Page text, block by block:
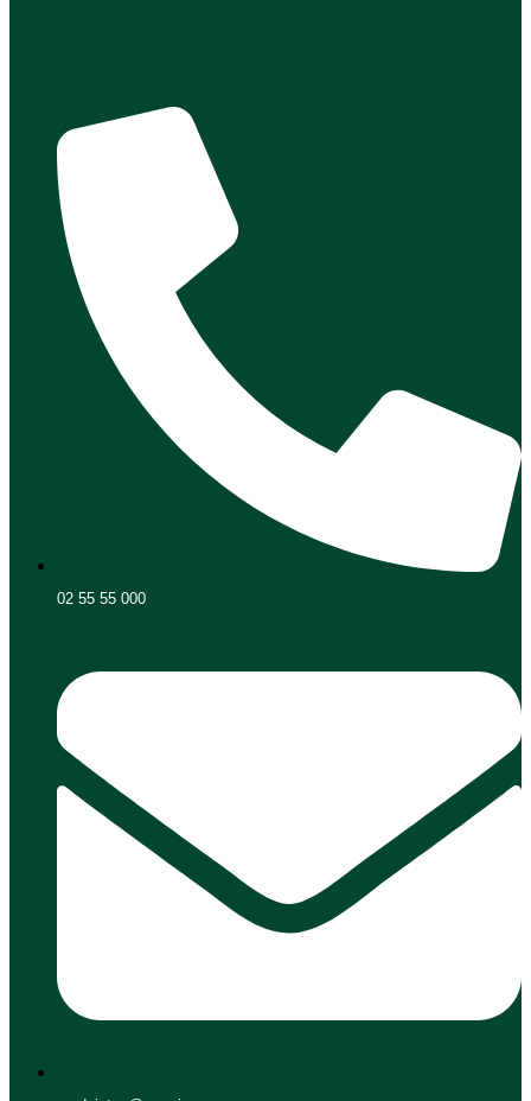
02 55 55 000